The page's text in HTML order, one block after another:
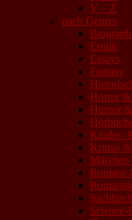
V – Z
nach Genres
Erotik
Essays
Fantasy
Horror
Humor
Kinder-
Krimis
Märchen
Romane
Romantik
Science-